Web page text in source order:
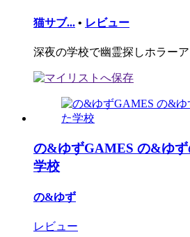
猫サブ... • レビュー
深夜の学校で幽霊探しホラー
の&ゆずGAMES の&ゆ
学校
の&ゆず
レビュー